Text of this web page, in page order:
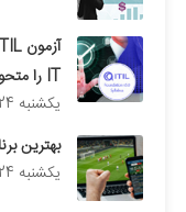
IT را متحول می کند؟
يكشنبه 24/خرداد/1405
بهترین
يكشنبه 24/خرداد/1405